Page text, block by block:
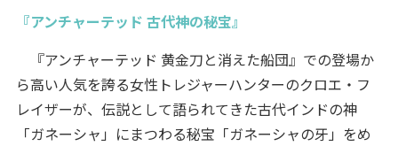
『アンチャーテッド 古代神の秘宝』
『アンチャーテッド 黄金刀と消えた船団』での登場か
ら高い人気を誇る女性トレジャーハンターのクロエ・フ
レイザーが、伝説として語られてきた古代インドの神
「ガネーシャ」にまつわる秘宝「ガネーシャの牙」をめ